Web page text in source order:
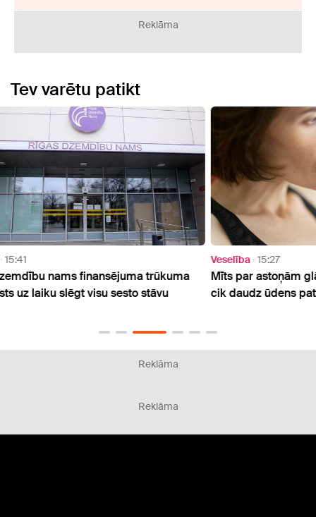
Reklāma
Tev varētu patikt
Mīts par astoņām glāzēm dienā: eksperti atklāj,
cik daudz ūdens patiesībā nepieciešams
Reklāma
Reklāma